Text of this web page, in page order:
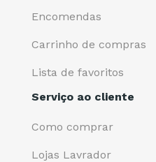
Encomendas
Carrinho de compras
Lista de favoritos
Serviço ao cliente
Como comprar
Lojas Lavrador